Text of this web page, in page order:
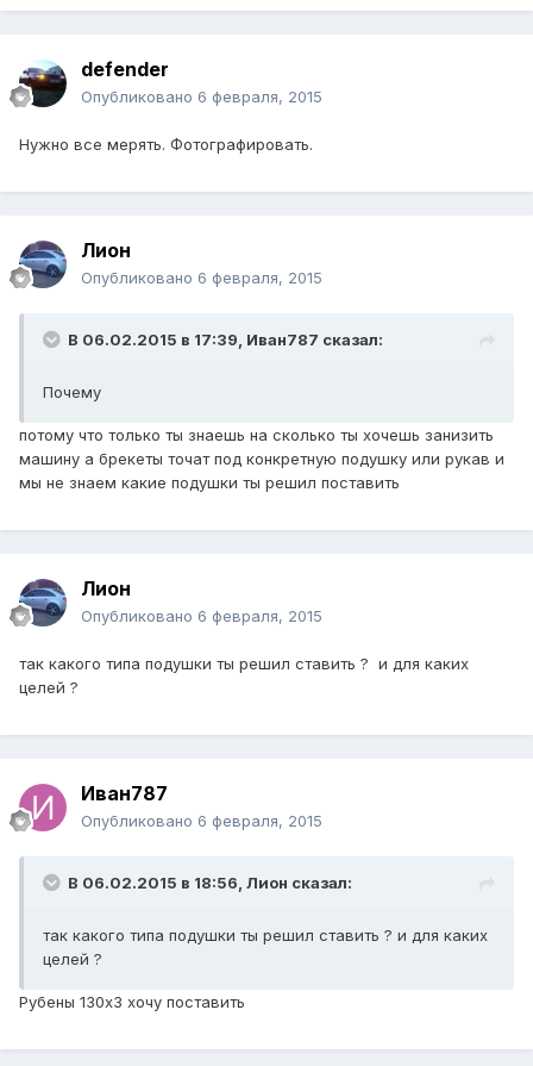
defender
Опубликовано 6 февраля, 2015
Нужно все мерять. Фотографировать.
Лион
Опубликовано 6 февраля, 2015
В 06.02.2015 в 17:39, Иван787 сказал:
Почему
потому что только ты знаешь на сколько ты хочешь занизить
машину а брекеты точат под конкретную подушку или рукав и
мы не знаем какие подушки ты решил поставить
Лион
Опубликовано 6 февраля, 2015
так какого типа подушки ты решил ставить ? и для каких
целей ?
Иван787
Опубликовано 6 февраля, 2015
В 06.02.2015 в 18:56, Лион сказал:
так какого типа подушки ты решил ставить ? и для каких
целей ?
Рубены 130х3 хочу поставить